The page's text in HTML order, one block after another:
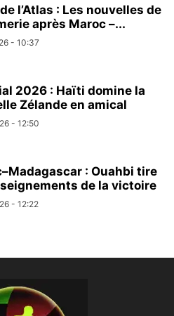
l’Atlas : Les nouvelles de
après Maroc –...
- 10:37
2026 : Haïti domine la
Zélande en amical
- 12:50
: Ouahbi tire
de la victoire
- 12:22